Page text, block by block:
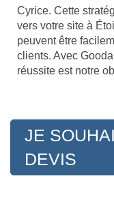
Cyrice. Cette
vers votre site à
peuvent être
clients. Avec
réussite est notre
JE
DEVIS